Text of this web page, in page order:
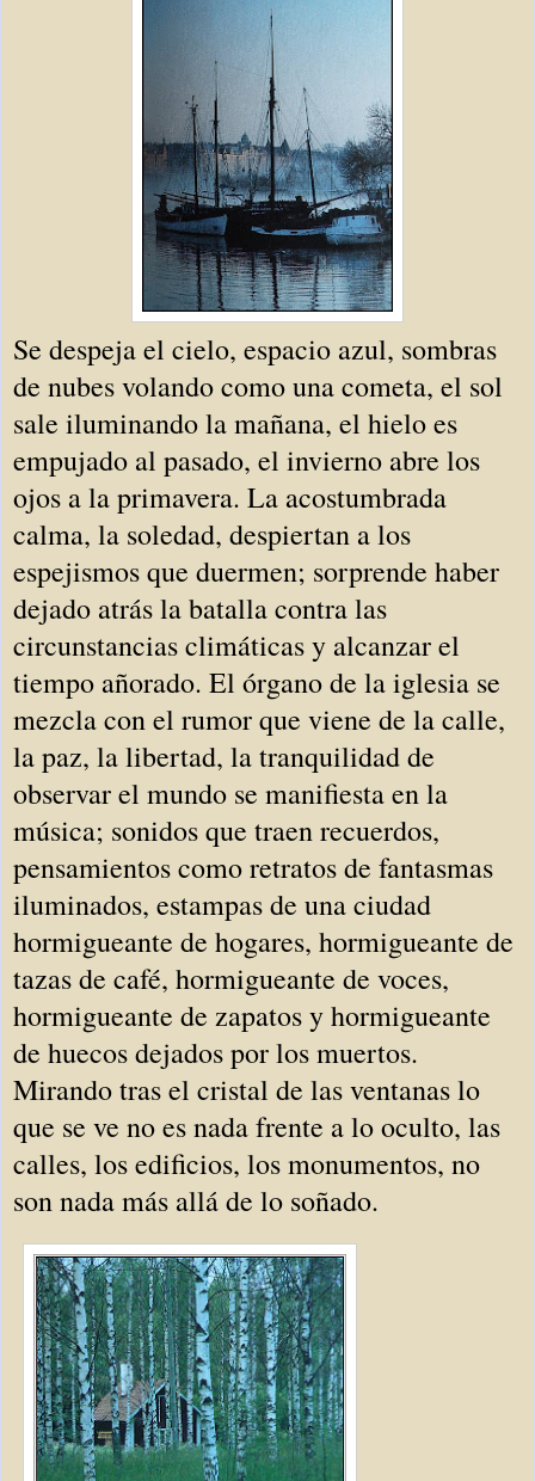
Se despeja el cielo, espacio azul, sombras
de nubes volando como una cometa, el sol
sale iluminando la mañana, el hielo es
empujado al pasado, el invierno abre los
ojos a la primavera. La acostumbrada
calma, la soledad, despiertan a los
espejismos que duermen; sorprende haber
dejado atrás la batalla contra las
circunstancias climáticas y alcanzar el
tiempo añorado. El órgano de la iglesia se
mezcla con el rumor que viene de la calle,
la paz, la libertad, la tranquilidad de
observar el mundo se manifiesta en la
música; sonidos que traen recuerdos,
pensamientos como retratos de fantasmas
iluminados, estampas de una ciudad
hormigueante de hogares, hormigueante de
tazas de café, hormigueante de voces,
hormigueante de zapatos y hormigueante
de huecos dejados por los muertos.
Mirando tras el cristal de las ventanas lo
que se ve no es nada frente a lo oculto, las
calles, los edificios, los monumentos, no
son nada más allá de lo soñado.